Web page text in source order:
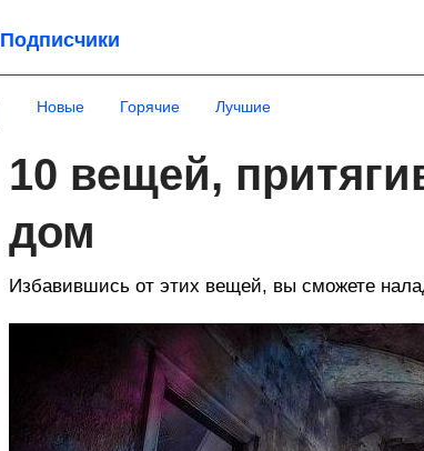
Подписчики
Новые Горячие Лучшие
10 вещей,
дом
Избавившись от этих вещей, вы сможете